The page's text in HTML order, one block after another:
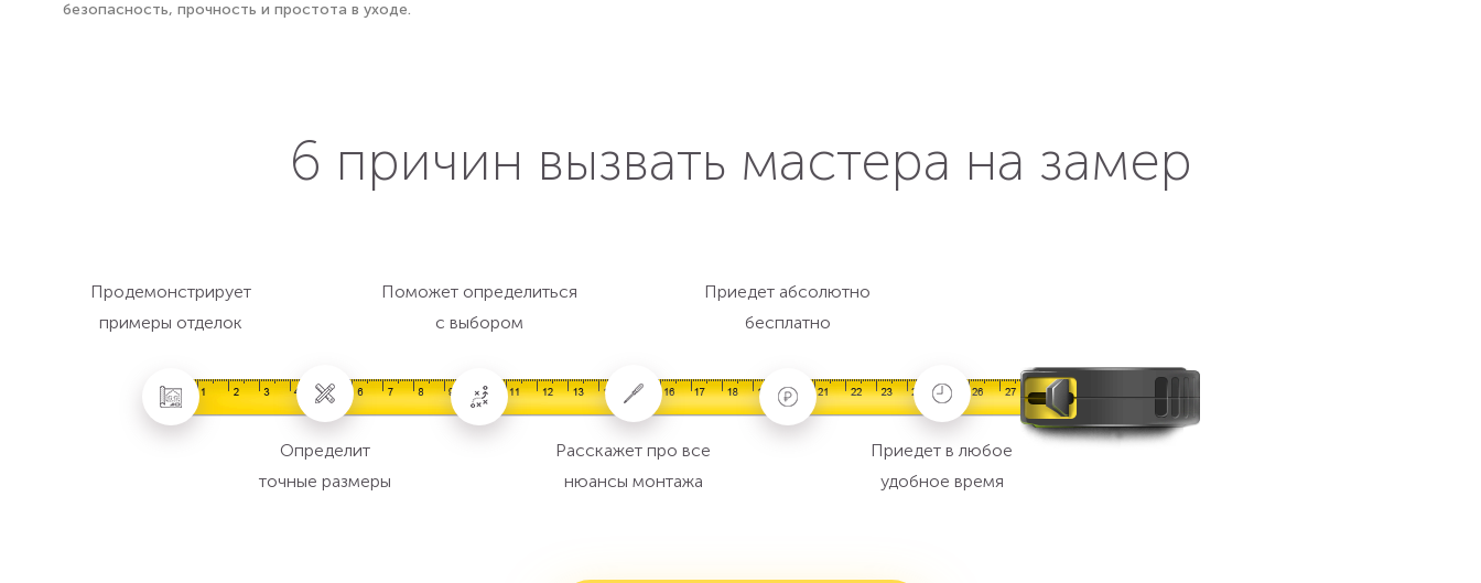
безопасность, прочность и простота в уходе.
6 причин вызвать мастера на замер
Продемонстрирует
примеры отделок
Определит
точные размеры
Поможет определиться
с выбором
Расскажет про все
нюансы монтажа
Приедет абсолютно
бесплатно
Приедет в любое
удобное время